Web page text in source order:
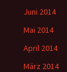
Juni 2014
Mai 2014
April 2014
März 2014